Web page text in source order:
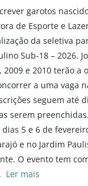
garotos
de Esporte e
da seletiva
Sub-18 – 2026.
2009 e 2010 terão a
a uma vaga
seguem até
serem
5 e 6 de
e no Jardim
O evento tem
Ler mais